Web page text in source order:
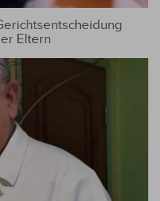
Eltern